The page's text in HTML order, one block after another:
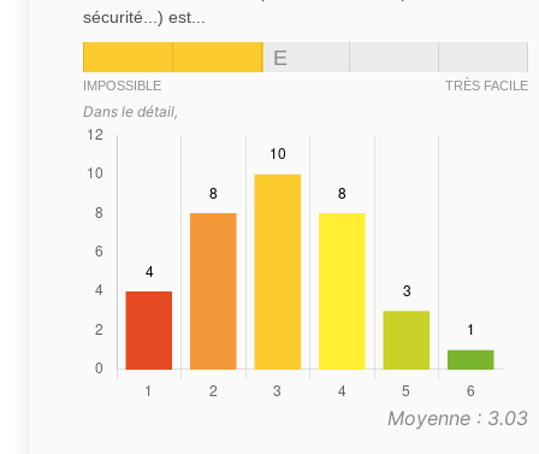
sécurité...) est...
E
IMPOSSIBLE TRÈS FACILE
Dans le détail,
Moyenne : 3.03